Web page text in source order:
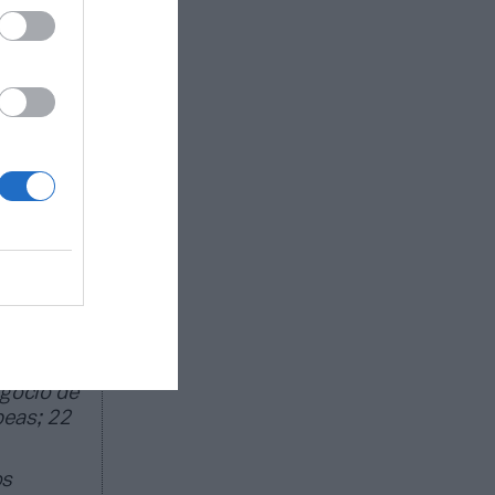
de
a medida
para el
y
el
de
22